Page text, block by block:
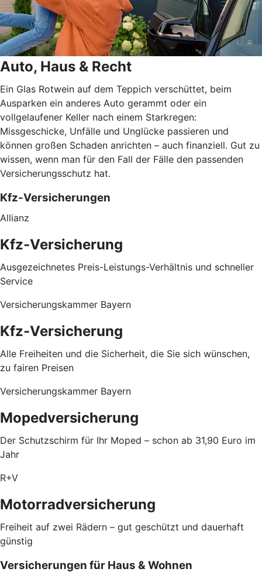
Auto, Haus & Recht
Ein Glas Rotwein auf dem Teppich verschüttet, beim
Ausparken ein anderes Auto gerammt oder ein
vollgelaufener Keller nach einem Starkregen:
Missgeschicke, Unfälle und Unglücke passieren und
können großen Schaden anrichten – auch finanziell. Gut zu
wissen, wenn man für den Fall der Fälle den passenden
Versicherungsschutz hat.
Kfz-Versicherungen
Allianz
Kfz-Versicherung
Ausgezeichnetes Preis-Leistungs-Verhältnis und schneller
Service
Versicherungskammer Bayern
Kfz-Versicherung
Alle Freiheiten und die Sicherheit, die Sie sich wünschen,
zu fairen Preisen
Versicherungskammer Bayern
Mopedversicherung
Der Schutzschirm für Ihr Moped – schon ab 31,90 Euro im
Jahr
R+V
Motorradversicherung
Freiheit auf zwei Rädern – gut geschützt und dauerhaft
günstig
Versicherungen für Haus & Wohnen